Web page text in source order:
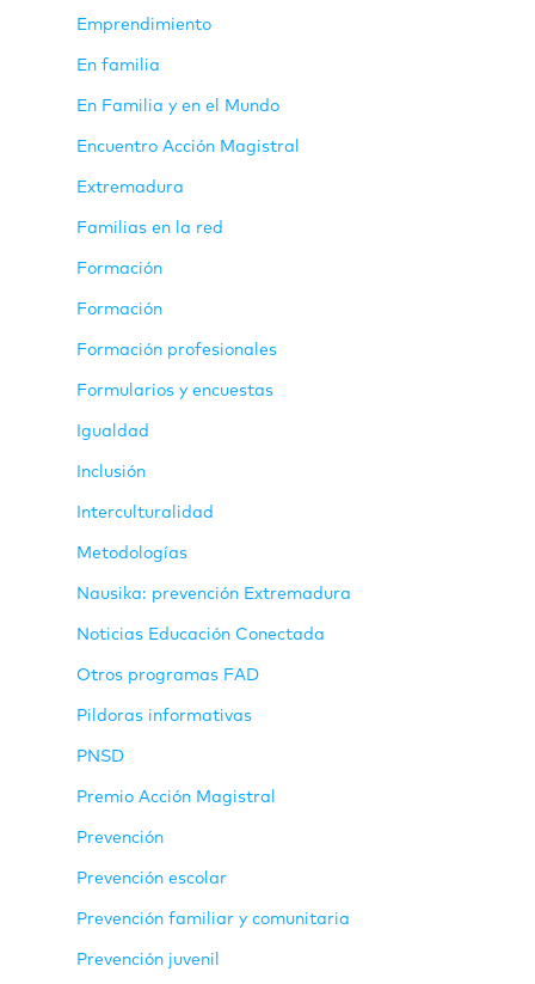
Emprendimiento
En familia
En Familia y en el Mundo
Encuentro Acción Magistral
Extremadura
Familias en la red
Formación
Formación
Formación profesionales
Formularios y encuestas
Igualdad
Inclusión
Interculturalidad
Metodologías
Nausika: prevención Extremadura
Noticias Educación Conectada
Otros programas FAD
Pildoras informativas
PNSD
Premio Acción Magistral
Prevención
Prevención escolar
Prevención familiar y comunitaria
Prevención juvenil